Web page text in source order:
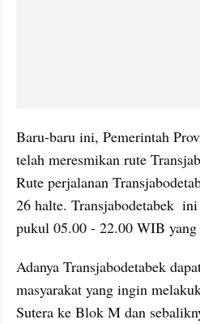
Baru-baru ini, Pemerintah
telah meresmikan rute
Rute perjalanan
26 halte. Transjabodetabek
pukul 05.00 - 22.00 WIB yang
Adanya Transjabodetabek
masyarakat yang ingin
Sutera ke Blok M dan